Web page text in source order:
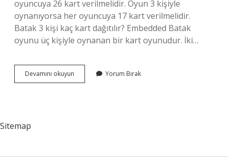
oyuncuya 26 kart verilmelidir. Oyun 3 kişiyle
oynanıyorsa her oyuncuya 17 kart verilmelidir.
Batak 3 kişi kaç kart dağıtılır? Embedded Batak
oyunu üç kişiyle oynanan bir kart oyunudur. İki…
Devamını okuyun
Oyunu
Yorum Bırak
Sitemap